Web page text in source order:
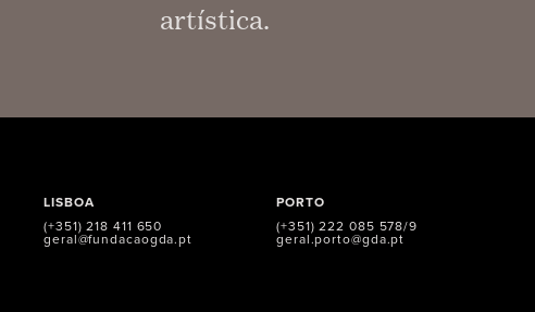
artística.
LISBOA
(+351) 218 411 650
geral@fundacaogda.pt
PORTO
(+351) 222 085 578/9
geral.porto@gda.pt